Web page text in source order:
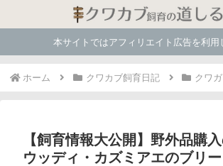
本サイトではアフィリエイト広告を利用
ホーム クワカブ飼育日記 クワ
【飼育情報大公開】野外品購
ウッディ・カズミアエのブリ